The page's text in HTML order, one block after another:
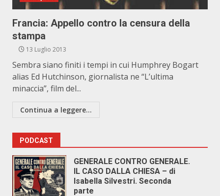
Francia: Appello contro la censura della
stampa
13 Luglio 2013
Sembra siano finiti i tempi in cui Humphrey Bogart
alias Ed Hutchinson, giornalista ne “L’ultima
minaccia”, film del...
Continua a leggere...
PODCAST
GENERALE CONTRO GENERALE.
IL CASO DALLA CHIESA – di
Isabella Silvestri. Seconda
parte